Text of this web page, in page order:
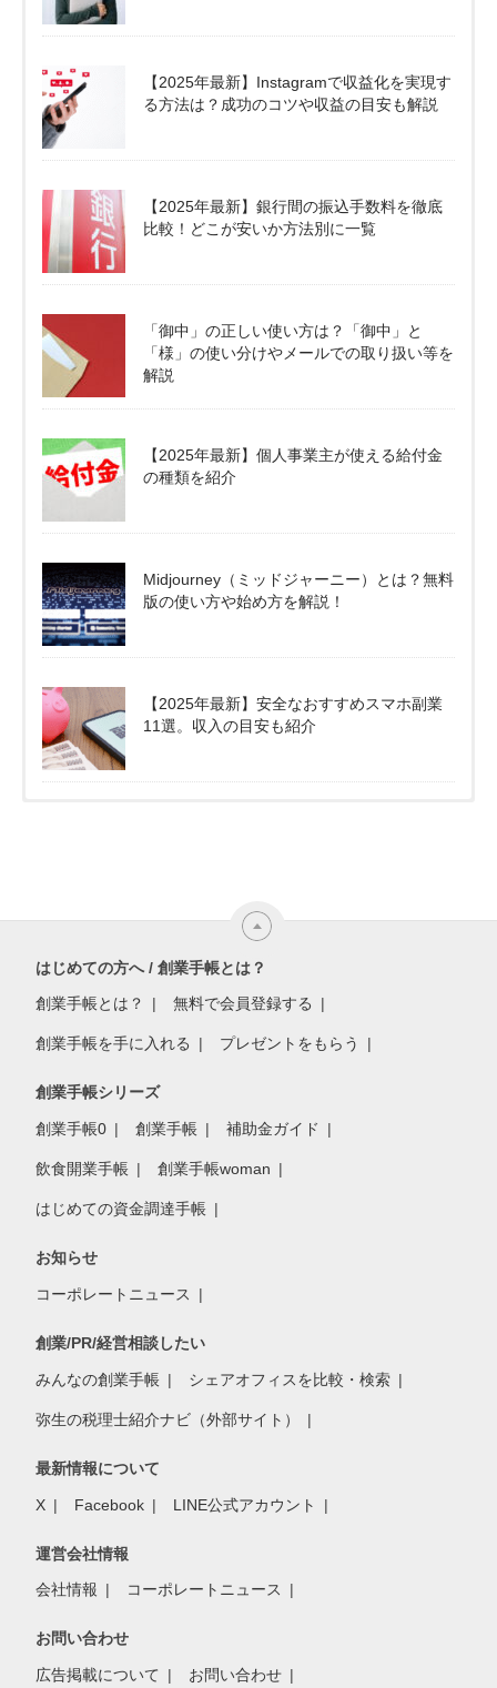
【2025年最新】Instagramで収益化を実現す
る方法は？成功のコツや収益の目安も解説
【2025年最新】銀行間の振込手数料を徹底
比較！どこが安いか方法別に一覧
「御中」の正しい使い方は？「御中」と
「様」の使い分けやメールでの取り扱い等を
解説
【2025年最新】個人事業主が使える給付金
の種類を紹介
Midjourney（ミッドジャーニー）とは？無料
版の使い方や始め方を解説！
【2025年最新】安全なおすすめスマホ副業
11選。収入の目安も紹介
はじめての方へ / 創業手帳とは？
創業手帳とは？ 無料で会員登録する
創業手帳を手に入れる プレゼントをもらう
創業手帳シリーズ
創業手帳0 創業手帳 補助金ガイド
飲食開業手帳 創業手帳woman
はじめての資金調達手帳
お知らせ
コーポレートニュース
創業/PR/経営相談したい
みんなの創業手帳 シェアオフィスを比較・検索
弥生の税理士紹介ナビ（外部サイト）
最新情報について
X Facebook LINE公式アカウント
運営会社情報
会社情報 コーポレートニュース
お問い合わせ
広告掲載について お問い合わせ